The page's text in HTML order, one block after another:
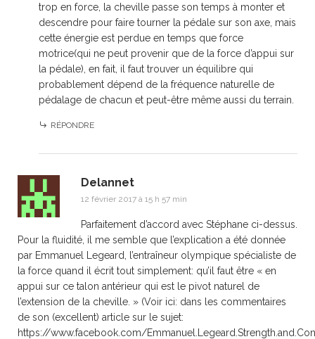
trop en force, la cheville passe son temps à monter et
descendre pour faire tourner la pédale sur son axe, mais
cette énergie est perdue en temps que force
motrice(qui ne peut provenir que de la force d’appui sur
la pédale), en fait, il faut trouver un équilibre qui
probablement dépend de la fréquence naturelle de
pédalage de chacun et peut-être même aussi du terrain.
RÉPONDRE
Delannet
12 février 2017 à 15 h 57 min
Parfaitement d’accord avec Stéphane ci-dessus.
Pour la fluidité, il me semble que l’explication a été donnée
par Emmanuel Legeard, l’entraîneur olympique spécialiste de
la force quand il écrit tout simplement: qu’il faut être « en
appui sur ce talon antérieur qui est le pivot naturel de
l’extension de la cheville. » (Voir ici: dans les commentaires
de son (excellent) article sur le sujet:
https://www.facebook.com/